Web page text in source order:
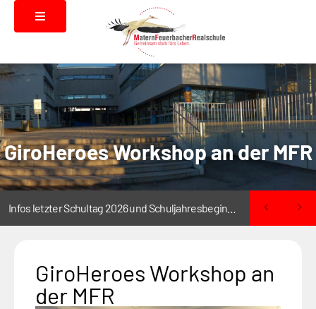
GiroHeroes Workshop an der MFR
GiroHeroes Workshop an
der MFR